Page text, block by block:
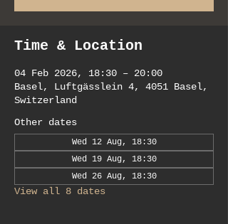
Time & Location
04 Feb 2026, 18:30 – 20:00
Basel, Luftgässlein 4, 4051 Basel,
Switzerland
Other dates
Wed 12 Aug, 18:30
Wed 19 Aug, 18:30
Wed 26 Aug, 18:30
View all 8 dates